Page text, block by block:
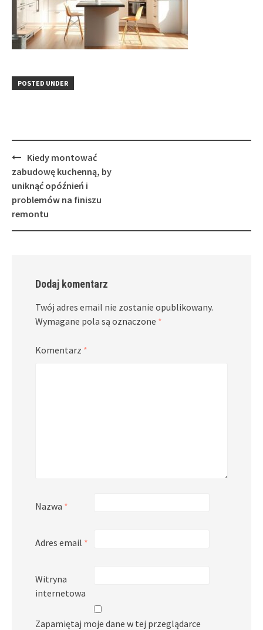
POSTED UNDER
Post
navigation
Kiedy montować
zabudowę kuchenną, by
uniknąć opóźnień i
problemów na finiszu
remontu
Dodaj komentarz
Twój adres email nie zostanie opublikowany.
Wymagane pola są oznaczone *
Komentarz *
Nazwa *
Adres email *
Witryna
internetowa
Zapamiętaj moje dane w tej przeglądarce